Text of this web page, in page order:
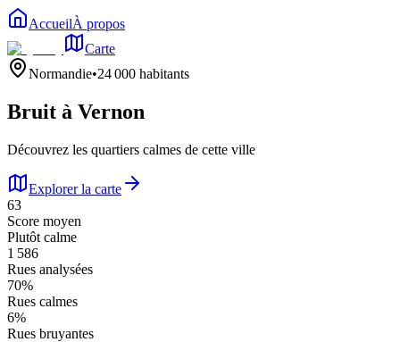
AccueilÀ propos
Carte
Normandie•24 000 habitants
Bruit à Vernon
Découvrez les quartiers calmes de cette ville
Explorer la carte
63
Score moyen
Plutôt calme
1 586
Rues analysées
70%
Rues calmes
6%
Rues bruyantes